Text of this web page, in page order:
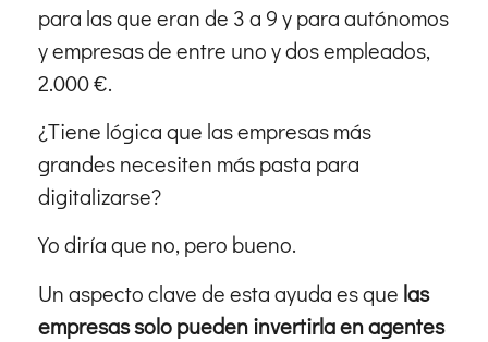
para las que eran de 3 a 9 y para autónomos
y empresas de entre uno y dos empleados,
2.000 €.
¿Tiene lógica que las empresas más
grandes necesiten más pasta para
digitalizarse?
Yo diría que no, pero bueno.
Un aspecto clave de esta ayuda es que las
empresas solo pueden invertirla en agentes